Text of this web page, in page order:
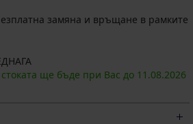
замяна и връщане в рамките
ще бъде при Вас до 11.08.2026